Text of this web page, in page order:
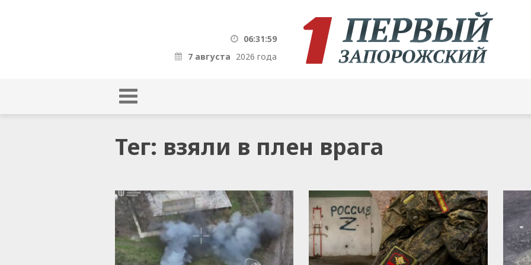
06:31:59
7 августа 2026 года
Тег: взяли в плен врага